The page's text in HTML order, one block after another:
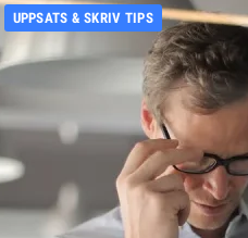
UPPSATS & SKRIV TIPS